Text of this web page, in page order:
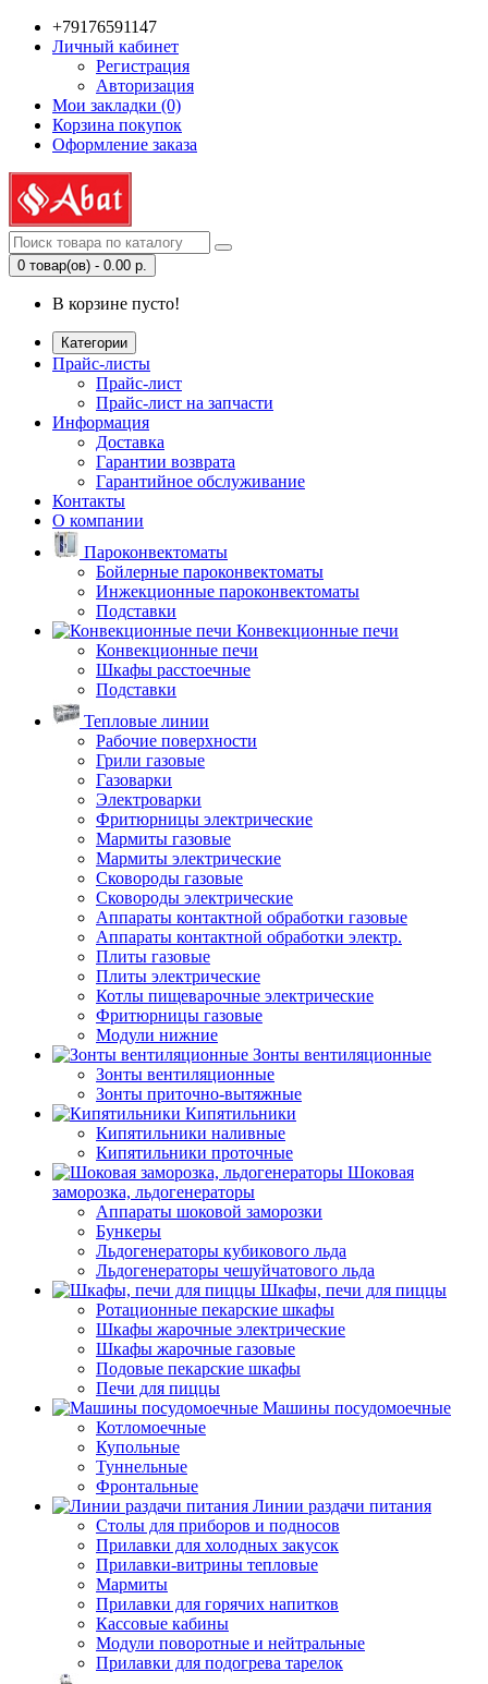
+79176591147
Личный кабинет
Регистрация
Авторизация
Мои закладки (0)
Корзина покупок
Оформление заказа
0 товар(ов) - 0.00 р.
В корзине пусто!
Категории
Прайс-листы
Прайс-лист
Прайс-лист на запчасти
Информация
Доставка
Гарантии возврата
Гарантийное обслуживание
Контакты
О компании
Пароконвектоматы
Бойлерные пароконвектоматы
Инжекционные пароконвектоматы
Подставки
Конвекционные печи
Конвекционные печи
Шкафы расстоечные
Подставки
Тепловые линии
Рабочие поверхности
Грили газовые
Газоварки
Электроварки
Фритюрницы электрические
Мармиты газовые
Мармиты электрические
Сковороды газовые
Сковороды электрические
Аппараты контактной обработки газовые
Аппараты контактной обработки электр.
Плиты газовые
Плиты электрические
Котлы пищеварочные электрические
Фритюрницы газовые
Модули нижние
Зонты вентиляционные
Зонты вентиляционные
Зонты приточно-вытяжные
Кипятильники
Кипятильники наливные
Кипятильники проточные
Шоковая
заморозка, льдогенераторы
Аппараты шоковой заморозки
Бункеры
Льдогенераторы кубикового льда
Льдогенераторы чешуйчатового льда
Шкафы, печи для пиццы
Ротационные пекарские шкафы
Шкафы жарочные электрические
Шкафы жарочные газовые
Подовые пекарские шкафы
Печи для пиццы
Машины посудомоечные
Котломоечные
Купольные
Туннельные
Фронтальные
Линии раздачи питания
Столы для приборов и подносов
Прилавки для холодных закусок
Прилавки-витрины тепловые
Мармиты
Прилавки для горячих напитков
Кассовые кабины
Модули поворотные и нейтральные
Прилавки для подогрева тарелок